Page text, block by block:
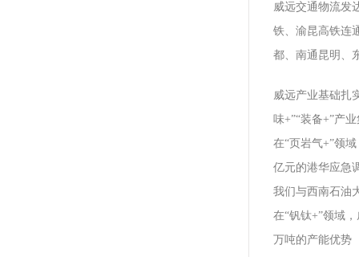
威远交通物流发
铁、渝昆高铁连
都、南通昆明、
威远产业基础扎
味+”“装备+”产
在“页岩气+”领
亿元的港华应急
我们与西南石油
在“钒钛+”领域
万吨的产能优势